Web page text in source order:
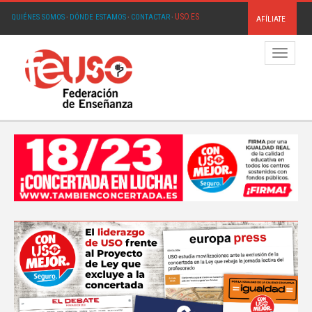
QUIÉNES SOMOS· DÓNDE ESTAMOS· CONTACTAR· USO.ES AFÍLIATE
Menú